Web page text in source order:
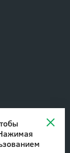
ООО "Нобили"